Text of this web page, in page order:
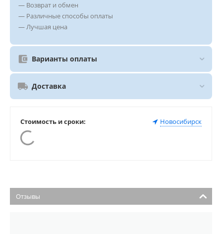
— Возврат и обмен
— Различные способы оплаты
— Лучшая цена
Варианты оплаты
Доставка
Стоимость и сроки: Новосибирск
Отзывы